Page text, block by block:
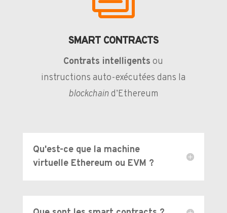
SMART CONTRACTS
Contrats intelligents ou
instructions auto-exécutées dans la
blockchaind’Ethereum
Qu'est-ce que la machine
virtuelle Ethereum ou EVM ?